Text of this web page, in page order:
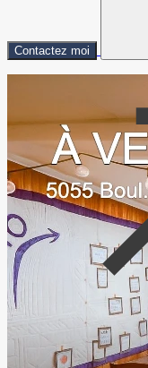
Contactez moi